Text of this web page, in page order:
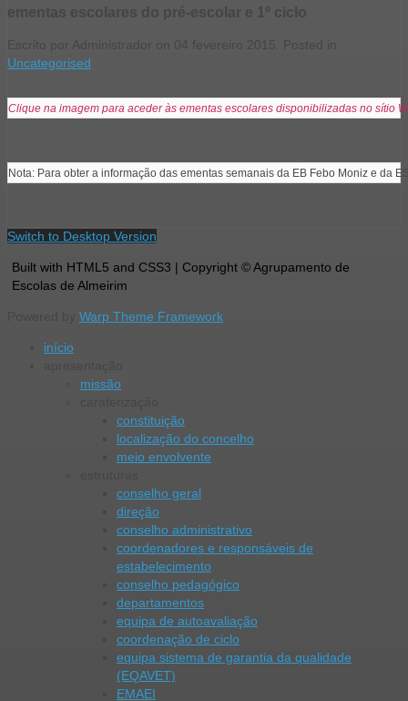
ementas escolares do pré-escolar e 1º ciclo
Escrito por Administrador on 04 fevereiro 2015
. Posted in
Uncategorised
Clique na imagem para aceder às ementas escolares disponibilizadas no sítio
Nota: Para obter a informação das ementas semanais da EB Febo Moniz e da
Switch to Desktop Version
Built with HTML5 and CSS3 | Copyright © Agrupamento de
Escolas de Almeirim
Warp Theme Framework
início
missão
constituição
localização do concelho
meio envolvente
conselho geral
direção
conselho administrativo
coordenadores e responsáveis de
estabelecimento
conselho pedagógico
departamentos
equipa de autoavaliação
coordenação de ciclo
equipa sistema de garantia da qualidade
(EQAVET)
EMAEI